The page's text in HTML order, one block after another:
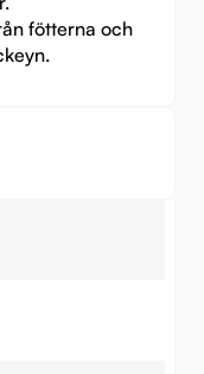
fötterna och